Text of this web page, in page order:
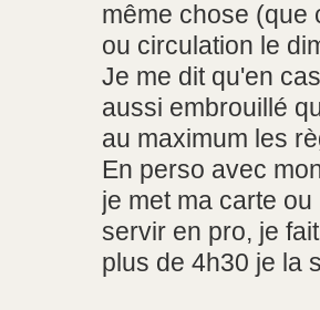
même chose (que
ou circulation le
Je me dit qu'en
aussi embrouillé
au maximum les
En perso avec
je met ma carte
servir en pro, je
plus de 4h30 je la